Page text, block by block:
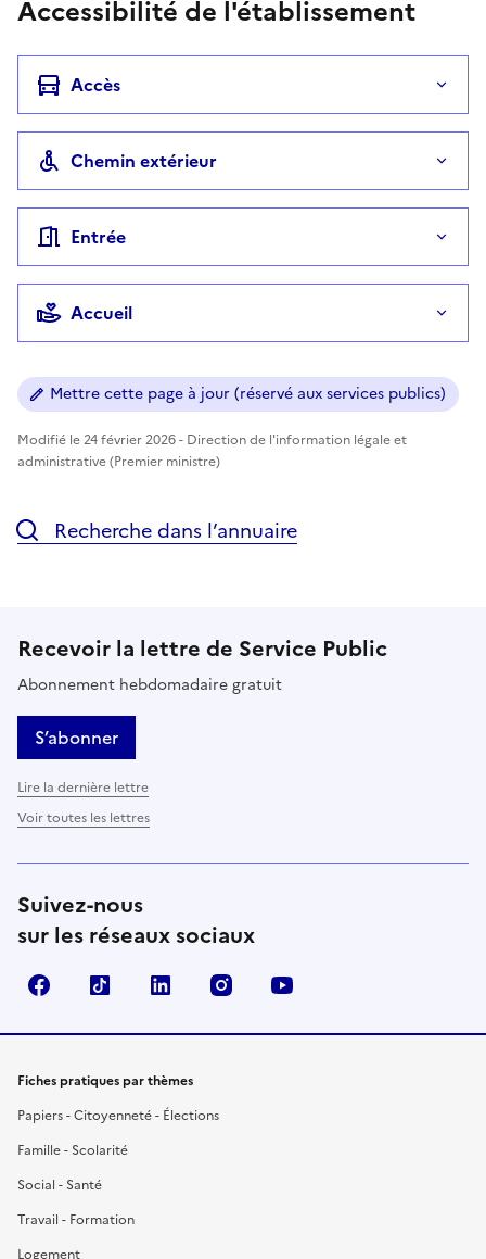
Accessibilité de l'établissement
Accès
Chemin extérieur
Entrée
Accueil
Mettre cette page à jour (réservé aux services publics)
Modifié le 24 février 2026 - Direction de l'information légale et
administrative (Premier ministre)
Recherche dans l’annuaire
Recevoir la lettre de Service Public
Abonnement hebdomadaire gratuit
S’abonner
Lire la dernière lettre
Voir toutes les lettres
Suivez-nous
sur les réseaux sociaux
FacebookTikTok LinkedIn Instagram
Fiches pratiques par thèmes
Papiers - Citoyenneté - Élections
Famille - Scolarité
Social - Santé
Travail - Formation
Logement